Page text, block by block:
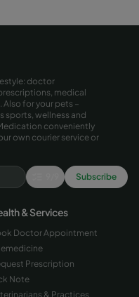
doctor
medical
for your pets –
sports, wellness and
conveniently
own courier service or
Subscribe
& Services
Doctor Appointment
Prescription
Note
& Practices